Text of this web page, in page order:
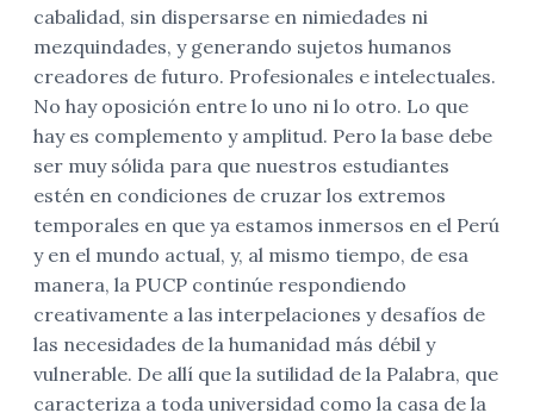
cabalidad, sin dispersarse en nimiedades ni
mezquindades, y generando sujetos humanos
creadores de futuro. Profesionales e intelectuales.
No hay oposición entre lo uno ni lo otro. Lo que
hay es complemento y amplitud. Pero la base debe
ser muy sólida para que nuestros estudiantes
estén en condiciones de cruzar los extremos
temporales en que ya estamos inmersos en el Perú
y en el mundo actual, y, al mismo tiempo, de esa
manera, la PUCP continúe respondiendo
creativamente a las interpelaciones y desafíos de
las necesidades de la humanidad más débil y
vulnerable. De allí que la sutilidad de la Palabra, que
caracteriza a toda universidad como la casa de la